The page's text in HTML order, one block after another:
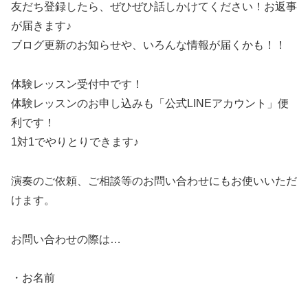
友だち登録したら、ぜひぜひ話しかけてください！お返事
が届きます♪
ブログ更新のお知らせや、いろんな情報が届くかも！！
体験レッスン受付中です！
体験レッスンのお申し込みも「公式LINEアカウント」便
利です！
1対1でやりとりできます♪
演奏のご依頼、ご相談等のお問い合わせにもお使いいただ
けます。
お問い合わせの際は…
・お名前